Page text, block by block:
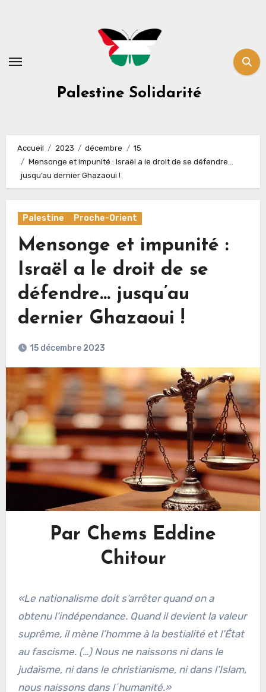
Palestine Solidarité
Accueil 2023 décembre
15
Mensonge et impunité : Israël a le droit de se défendre…
jusqu’au dernier Ghazaoui !
Palestine Proche-Orient
Mensonge et impunité :
Israël a le droit de se
défendre… jusqu’au
dernier Ghazaoui !
15 décembre 2023
Par Chems Eddine
Chitour
«Le nationalisme doit s’arrêter quand on a
obtenu l’indépendance. Quand il devient la valeur
suprême, il mène l’homme à la bestialité et l’État
au fascisme. (…) Nous ne naissons ni dans le
judaïsme, ni dans le christianisme, ni dans l’Islam,
nous naissons dans l´humanité.»